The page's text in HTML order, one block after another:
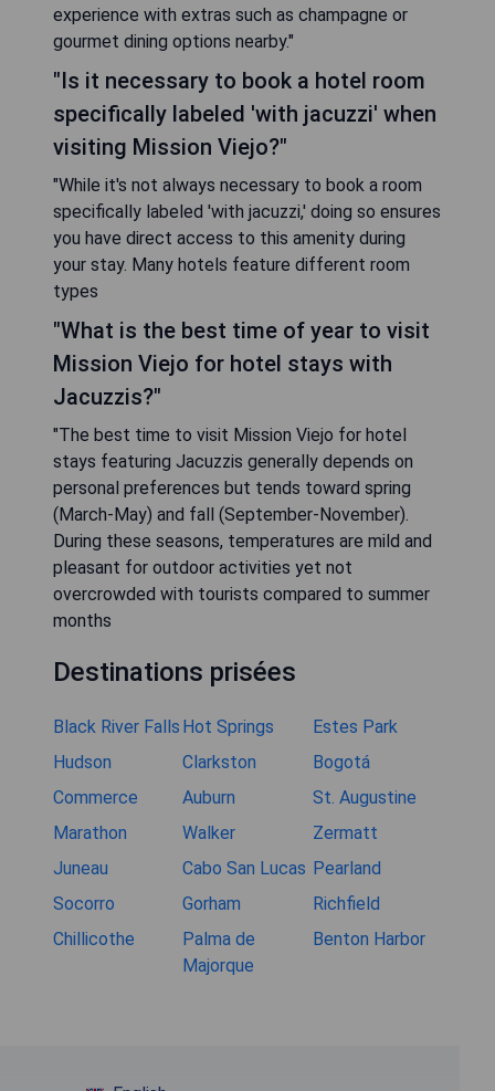
experience with extras such as champagne or
gourmet dining options nearby."
"Is it necessary to book a hotel room
specifically labeled 'with jacuzzi' when
visiting Mission Viejo?"
"While it's not always necessary to book a room
specifically labeled 'with jacuzzi,' doing so ensures
you have direct access to this amenity during
your stay. Many hotels feature different room
types
"What is the best time of year to visit
Mission Viejo for hotel stays with
Jacuzzis?"
"The best time to visit Mission Viejo for hotel
stays featuring Jacuzzis generally depends on
personal preferences but tends toward spring
(March-May) and fall (September-November).
During these seasons, temperatures are mild and
pleasant for outdoor activities yet not
overcrowded with tourists compared to summer
months
Destinations prisées
Black River Falls Hot Springs
Estes Park
Hudson
Clarkston
Bogotá
Commerce
Auburn
St. Augustine
Marathon
Walker
Zermatt
Juneau
Cabo San Lucas Pearland
Socorro
Gorham
Richfield
Chillicothe
Palma de
Majorque
Benton Harbor